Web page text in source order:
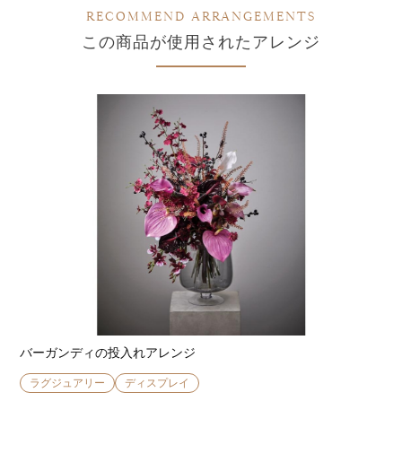
RECOMMEND ARRANGEMENTS
この商品が使用されたアレンジ
バーガンディの投入れアレンジ
ラグジュアリー ディスプレイ